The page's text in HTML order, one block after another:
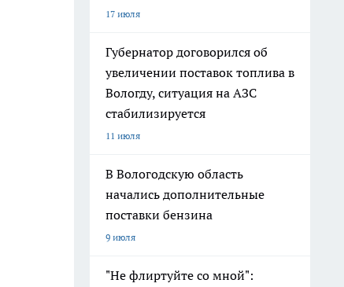
17 июля
Губернатор договорился об
увеличении поставок топлива в
Вологду, ситуация на АЗС
стабилизируется
11 июля
В Вологодскую область
начались дополнительные
поставки бензина
9 июля
"Не флиртуйте со мной":